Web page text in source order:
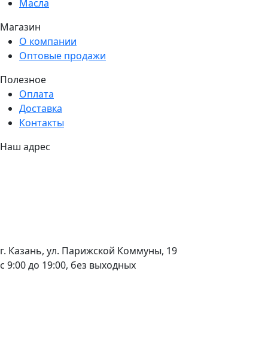
Масла
Магазин
О компании
Оптовые продажи
Полезное
Оплата
Доставка
Контакты
Наш адрес
г. Казань, ул. Парижской Коммуны, 19
с 9:00 до 19:00, без выходных